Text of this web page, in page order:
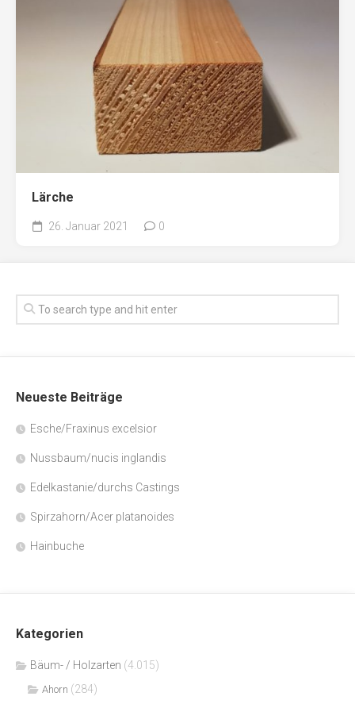
Lärche
26. Januar 2021 0
Neueste Beiträge
Esche/Fraxinus excelsior
Nussbaum/nucis inglandis
Edelkastanie/durchs Castings
Spirzahorn/Acer platanoides
Hainbuche
Kategorien
Bäum- / Holzarten (4.015)
Ahorn (284)